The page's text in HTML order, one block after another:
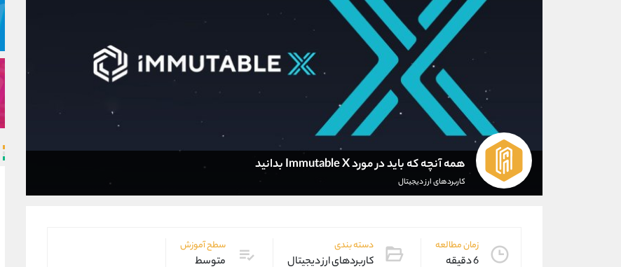
همه آنچه که باید در مورد Immutable X بدانید
کاربردهای ارز دیجیتال
زمان مطالعه
6 دقیقه
دسته بندی
کاربردهای ارز دیجیتال
سطح آموزش
متوسط